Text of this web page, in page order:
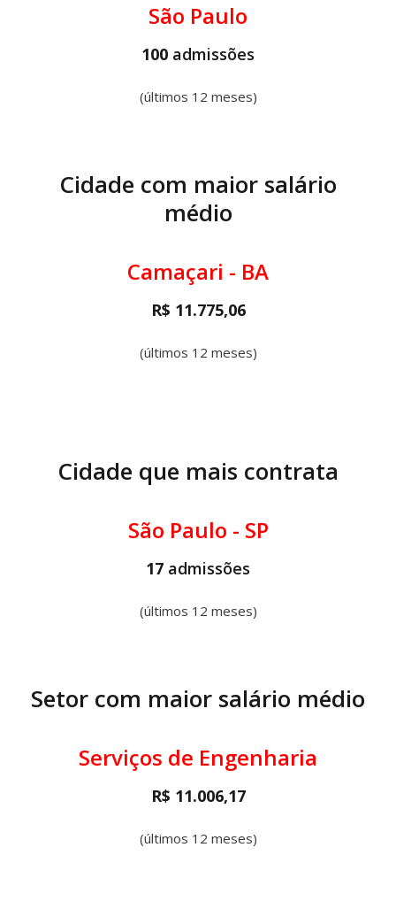
São Paulo
100 admissões
(últimos 12 meses)
Cidade com maior salário
médio
Camaçari - BA
R$ 11.775,06
(últimos 12 meses)
Cidade que mais contrata
São Paulo - SP
17 admissões
(últimos 12 meses)
Setor com maior salário médio
Serviços de Engenharia
R$ 11.006,17
(últimos 12 meses)